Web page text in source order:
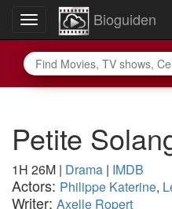
Toggle
navigation
Bioguiden
Petite
1H 26M | Drama | IMDB
Actors: Philippe Katerine,
Writer: Axelle Ropert